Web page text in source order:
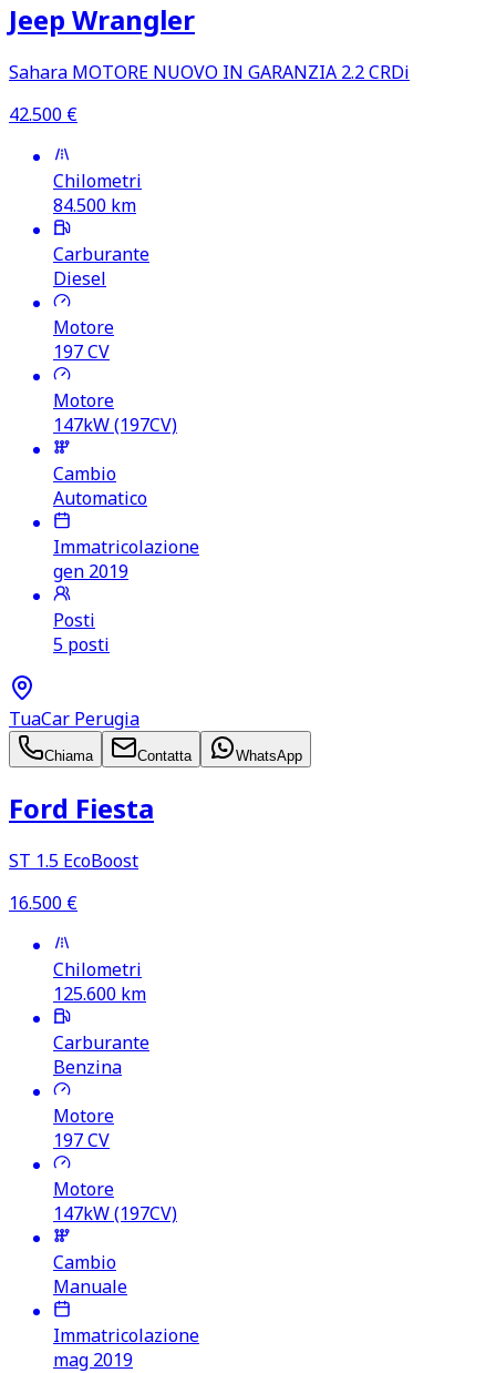
Jeep Wrangler
Sahara MOTORE NUOVO IN GARANZIA 2.2 CRDi
42.500 €
Chilometri
84.500 km
Carburante
Diesel
Motore
197CV
Motore
147kW (197CV)
Cambio
Automatico
Immatricolazione
gen 2019
Posti
5 posti
TuaCar Perugia
Chiama Contatta WhatsApp
Ford Fiesta
ST 1.5 EcoBoost
16.500 €
Chilometri
125.600 km
Carburante
Benzina
Motore
197CV
Motore
147kW (197CV)
Cambio
Manuale
Immatricolazione
mag 2019